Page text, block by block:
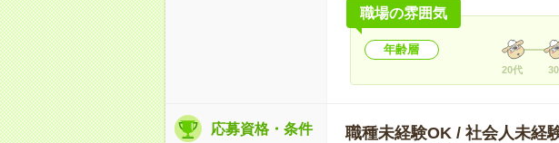
職場の雰囲気
年齢層
20代 30
応募資格・条件
職種未経験OK / 社会人未経